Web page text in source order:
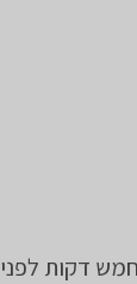
וארבעים וחמש דקות לפני